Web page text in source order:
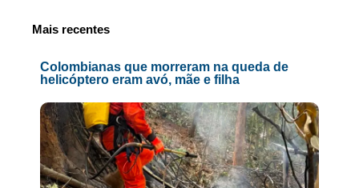
Mais recentes
Colombianas que morreram na queda de
helicóptero eram avó, mãe e filha